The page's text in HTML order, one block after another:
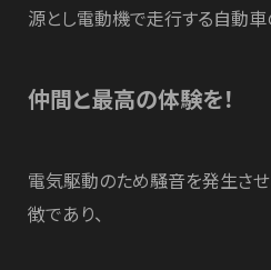
源とし電動機で走行する自動車
仲間と最高の体験を！
電気駆動のため騒音を発生さ
徴であり、